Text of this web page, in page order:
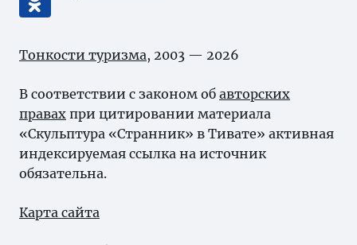
Тонкости туризма, 2003 — 2026
В соответствии с законом об авторских
правах при цитировании материала
«Скульптура «Странник» в Тивате» активная
индексируемая ссылка на источник
обязательна.
Карта сайта